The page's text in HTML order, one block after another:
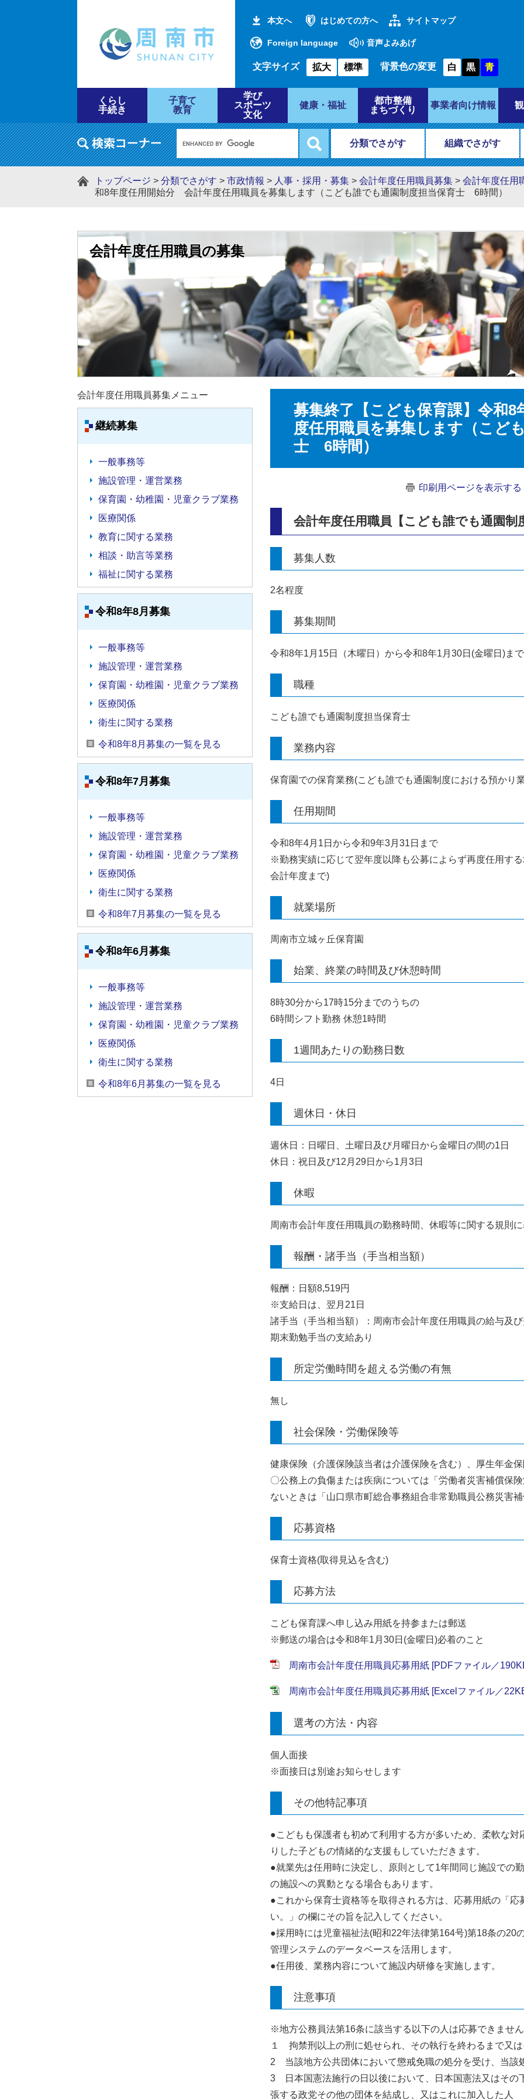
本文へ はじめての方へ サイトマップ
Foreign language 音声よみあげ
文字サイズ 拡大 標準 背景色の変更 白 黒 青
くらし
手続き
子育て
教育
学び
スポーツ
文化
健康・福祉
都市整備
まちづくり
事業者向け情報
分類でさがす 組織でさがす
トップページ > 分類でさがす > 市政情報 > 人事・採用・募集 > 会計年度任用職員募集 > 会計年度任用
和8年度任用開始分 会計年度任用職員を募集します（こども誰でも通園制度担当保育士 6時間）
会計年度任用職員の募集
会計年度任用職員募集メニュー
継続募集
一般事務等
施設管理・運営業務
保育園・幼稚園・児童クラブ業務
医療関係
教育に関する業務
相談・助言等業務
福祉に関する業務
令和8年8月募集
一般事務等
施設管理・運営業務
保育園・幼稚園・児童クラブ業務
医療関係
衛生に関する業務
令和8年8月募集の一覧を見る
令和8年7月募集
一般事務等
施設管理・運営業務
保育園・幼稚園・児童クラブ業務
医療関係
衛生に関する業務
令和8年7月募集の一覧を見る
令和8年6月募集
一般事務等
施設管理・運営業務
保育園・幼稚園・児童クラブ業務
医療関係
衛生に関する業務
令和8年6月募集の一覧を見る
募集終了【こども保育課】令和
度任用職員を募集します（こど
士 6時間）
印刷用ページを表示する
会計年度任用職員【こども誰でも通園制
募集人数
2名程度
募集期間
令和8年1月15日（木曜日）から令和8年1月30日(金曜日)まで
職種
こども誰でも通園制度担当保育士
業務内容
保育園での保育業務(こども誰でも通園制度における預かり
任用期間
令和8年4月1日から令和9年3月31日まで
※勤務実績に応じて翌年度以降も公募によらず再度任用す
会計年度まで)
就業場所
周南市立城ヶ丘保育園
始業、終業の時間及び休憩時間
8時30分から17時15分までのうちの
6時間シフト勤務 休憩1時間
1週間あたりの勤務日数
4日
週休日・休日
週休日：日曜日、土曜日及び月曜日から金曜日の間の1日
休日：祝日及び12月29日から1月3日
休暇
周南市会計年度任用職員の勤務時間、休暇等に関する規則
報酬・諸手当（手当相当額）
報酬：日額8,519円
※支給日は、翌月21日
諸手当（手当相当額）：周南市会計年度任用職員の給与及
期末勤勉手当の支給あり
所定労働時間を超える労働の有無
無し
社会保険・労働保険等
健康保険（介護保険該当者は介護保険を含む）、厚生年金
〇公務上の負傷または疾病については「労働者災害補償保
ないときは「山口県市町総合事務組合非常勤職員公務災害
応募資格
保育士資格(取得見込を含む)
応募方法
こども保育課へ申し込み用紙を持参または郵送
※郵送の場合は令和8年1月30日(金曜日)必着のこと
周南市会計年度任用職員応募用紙 [PDFファイル／
周南市会計年度任用職員応募用紙 [Excelファイル／
選考の方法・内容
個人面接
※面接日は別途お知らせします
その他特記事項
●こどもも保護者も初めて利用する方が多いため、柔軟な
りした子どもの情緒的な支援もしていただきます。
●就業先は任用時に決定し、原則として1年間同じ施設での
の施設への異動となる場合もあります。
●これから保育士資格等を取得される方は、応募用紙の「
い。」の欄にその旨を記入してください。
●採用時には児童福祉法(昭和22年法律第164号)第18条の20
管理システムのデータベースを活用します。
●任用後、業務内容について施設内研修を実施します。
注意事項
※地方公務員法第16条に該当する以下の人は応募できませ
１ 拘禁刑以上の刑に処せられ、その執行を終わるまで又
2 当該地方公共団体において懲戒免職の処分を受け、当該
3 日本国憲法施行の日以後において、日本国憲法又はその
張する政党その他の団体を結成し、又はこれに加入した人